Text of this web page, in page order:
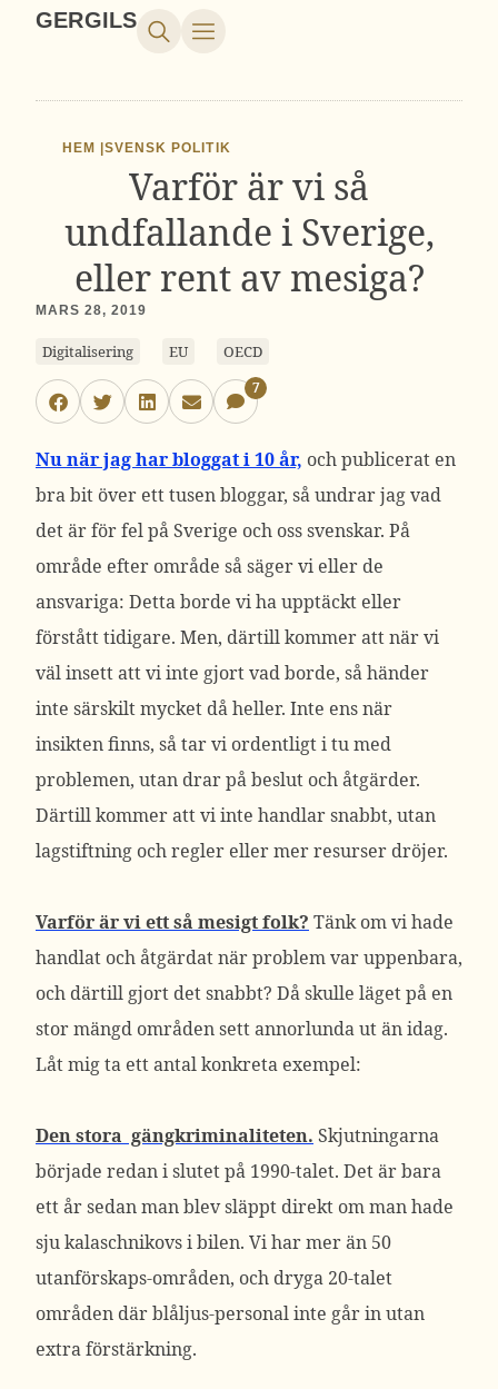
GERGILS
HEM |SVENSK POLITIK
Varför är vi så
undfallande i Sverige,
eller rent av mesiga?
MARS 28, 2019
Digitalisering EU OECD
7
Nu när jag har bloggat i 10 år, och publicerat en
bra bit över ett tusen bloggar, så undrar jag vad
det är för fel på Sverige och oss svenskar. På
område efter område så säger vi eller de
ansvariga: Detta borde vi ha upptäckt eller
förstått tidigare. Men, därtill kommer att när vi
väl insett att vi inte gjort vad borde, så händer
inte särskilt mycket då heller. Inte ens när
insikten finns, så tar vi ordentligt i tu med
problemen, utan drar på beslut och åtgärder.
Därtill kommer att vi inte handlar snabbt, utan
lagstiftning och regler eller mer resurser dröjer.
Varför är vi ett så mesigt folk? Tänk om vi hade
handlat och åtgärdat när problem var uppenbara,
och därtill gjort det snabbt? Då skulle läget på en
stor mängd områden sett annorlunda ut än idag.
Låt mig ta ett antal konkreta exempel:
Den stora gängkriminaliteten. Skjutningarna
började redan i slutet på 1990-talet. Det är bara
ett år sedan man blev släppt direkt om man hade
sju kalaschnikovs i bilen. Vi har mer än 50
utanförskaps-områden, och dryga 20-talet
områden där blåljus-personal inte går in utan
extra förstärkning.